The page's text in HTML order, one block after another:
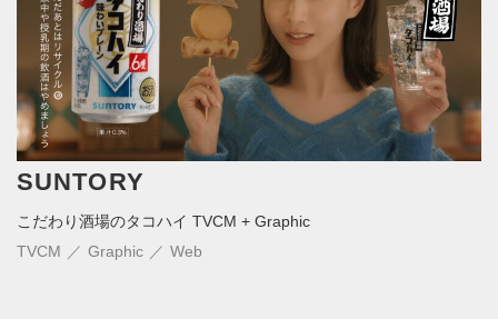
SUNTORY
こだわり酒場のタコハイ TVCM + Graphic
TVCM
Graphic Web